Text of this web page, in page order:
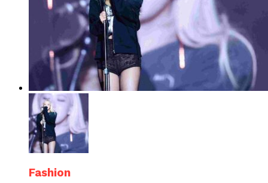
Fashion